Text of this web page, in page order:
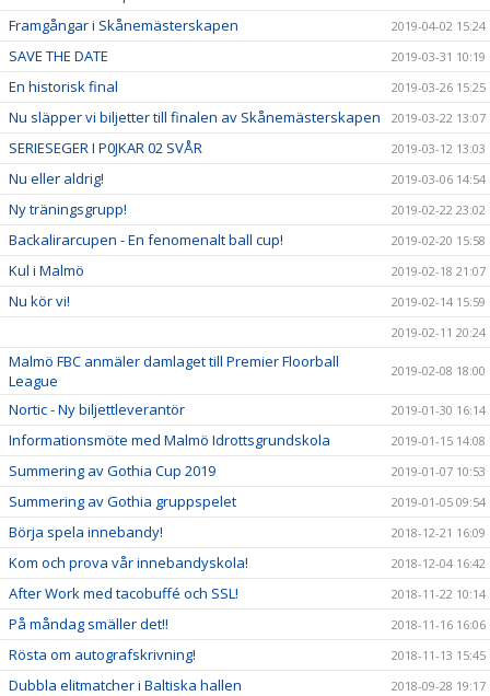
Framgångar i Skånemästerskapen 2019-04-02 15:24
SAVE THE DATE 2019-03-31 10:19
En historisk final 2019-03-26 15:25
Nu släpper vi biljetter till finalen av Skånemästerskapen 2019-03-22 13:07
SERIESEGER I P0JKAR 02 SVÅR 2019-03-12 13:03
Nu eller aldrig! 2019-03-06 14:54
Ny träningsgrupp! 2019-02-22 23:02
Backalirarcupen - En fenomenalt ball cup! 2019-02-20 15:58
Kul i Malmö 2019-02-18 21:07
Nu kör vi!
2019-02-14 15:59
2019-02-11 20:24
Malmö FBC anmäler damlaget till Premier Floorball
League
2019-02-08 18:00
Nortic - Ny biljettleverantör 2019-01-30 16:14
Informationsmöte med Malmö Idrottsgrundskola 2019-01-15 14:08
Summering av Gothia Cup 2019 2019-01-07 10:53
Summering av Gothia gruppspelet 2019-01-05 09:54
Börja spela innebandy! 2018-12-21 16:09
Kom och prova vår innebandyskola! 2018-12-04 16:42
After Work med tacobuffé och SSL! 2018-11-22 10:14
På måndag smäller det!! 2018-11-16 16:06
Rösta om autografskrivning! 2018-11-13 15:45
Dubbla elitmatcher i Baltiska hallen 2018-09-28 19:17